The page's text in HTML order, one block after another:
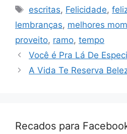
Tags
escritas, Felicidade,
lembranças, melhores
proveito, ramo, tempo
Você é Pra Lá De
A Vida Te Reserva
Recados para